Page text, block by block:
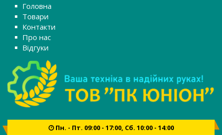
Головна
Товари
Контакти
Про нас
Відгуки
Пн. - Пт. 09:00 - 17:00, Сб. 10:00 - 14:00